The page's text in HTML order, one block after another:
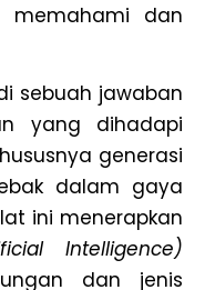
memahami dan
sebuah jawaban
yang dihadapi
generasi
dalam gaya
ini menerapkan
Intelligence)
dan jenis